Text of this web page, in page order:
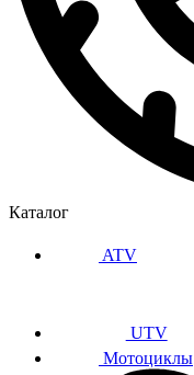
Каталог
ATV
UTV
Мотоциклы